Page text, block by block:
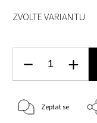
ZVOLTE VARIANTU
Zeptat se